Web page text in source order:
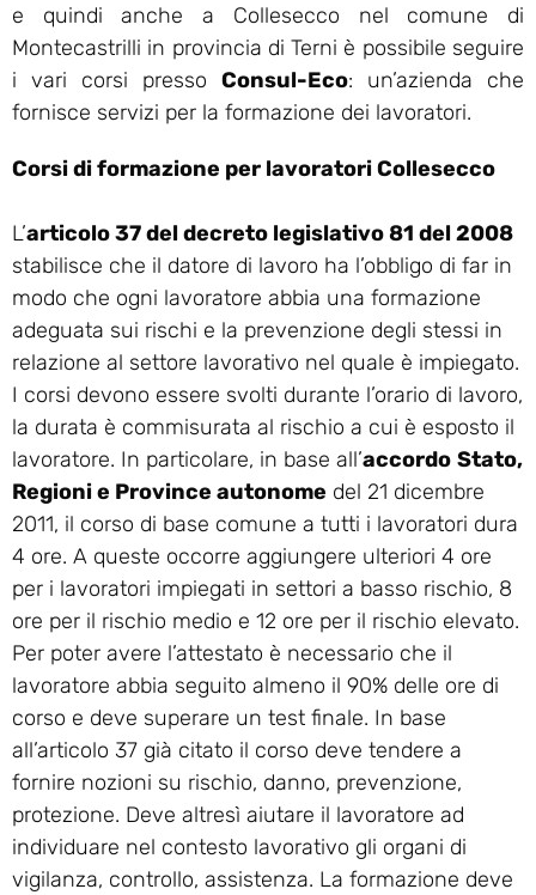
e quindi anche a Collesecco nel comune di
Montecastrilli in provincia di Terni è possibile seguire
i vari corsi presso Consul-Eco: un’azienda che
fornisce servizi per la formazione dei lavoratori.
Corsi di formazione per lavoratori Collesecco
L’articolo 37 del decreto legislativo 81 del 2008
stabilisce che il datore di lavoro ha l’obbligo di far in
modo che ogni lavoratore abbia una formazione
adeguata sui rischi e la prevenzione degli stessi in
relazione al settore lavorativo nel quale è impiegato.
I corsi devono essere svolti durante l’orario di lavoro,
la durata è commisurata al rischio a cui è esposto il
lavoratore. In particolare, in base all’accordo Stato,
Regioni e Province autonome del 21 dicembre
2011, il corso di base comune a tutti i lavoratori dura
4 ore. A queste occorre aggiungere ulteriori 4 ore
per i lavoratori impiegati in settori a basso rischio, 8
ore per il rischio medio e 12 ore per il rischio elevato.
Per poter avere l’attestato è necessario che il
lavoratore abbia seguito almeno il 90% delle ore di
corso e deve superare un test finale. In base
all’articolo 37 già citato il corso deve tendere a
fornire nozioni su rischio, danno, prevenzione,
protezione. Deve altresì aiutare il lavoratore ad
individuare nel contesto lavorativo gli organi di
vigilanza, controllo, assistenza. La formazione deve